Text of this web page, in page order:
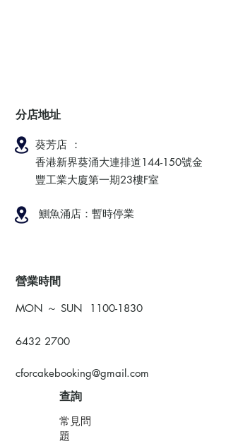
分店地址
葵芳店 ：
香港新界葵涌大連排道144-150號金
豐工業大廈第一期23樓F室
鰂魚涌店：暫時停業
​營業時間
MON ～ SUN 1100-1830
6432 2700
cforcakebooking@gmail.com
查詢
常見問
題